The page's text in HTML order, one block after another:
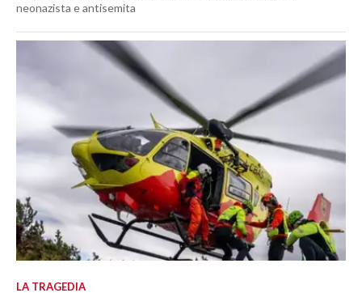
neonazista e antisemita
LA TRAGEDIA